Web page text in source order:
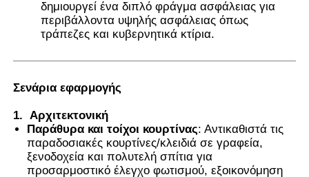
δημιουργεί ένα διπλό φράγμα ασφάλειας για
περιβάλλοντα υψηλής ασφάλειας όπως
τράπεζες και κυβερνητικά κτίρια.
Σενάρια εφαρμογής
1. Αρχιτεκτονική
Παράθυρα και τοίχοι κουρτίνας: Αντικαθιστά τις
παραδοσιακές κουρτίνες/κλειδιά σε γραφεία,
ξενοδοχεία και πολυτελή σπίτια για
προσαρμοστικό έλεγχο φωτισμού, εξοικονόμηση